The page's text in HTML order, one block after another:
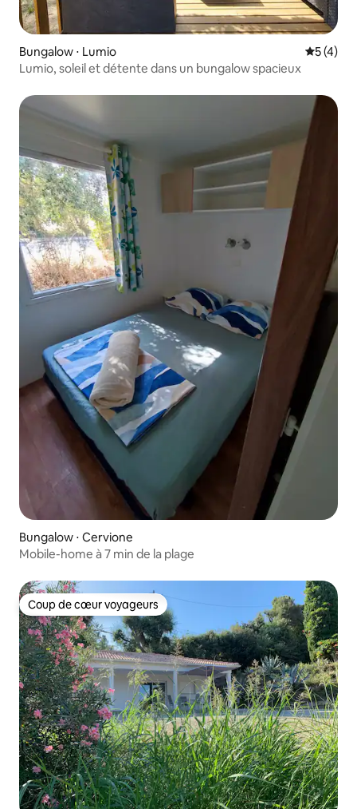
Bungalow ⋅ Lumio
5 (4)
Lumio, soleil et détente dans un bungalow spacieux
Bungalow ⋅ Cervione
Mobile-home à 7 min de la plage
Coup de cœur voyageurs
Coup de cœur voyageurs